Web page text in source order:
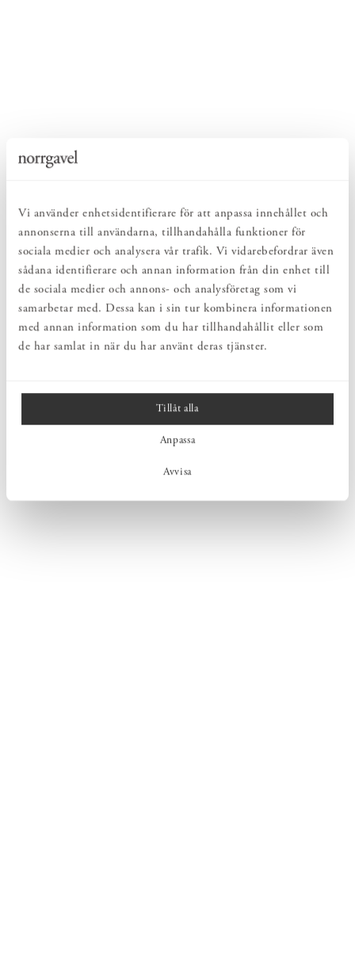
Vi använder enhetsidentifierare för att anpassa innehållet och
annonserna till användarna, tillhandahålla funktioner för
sociala medier och analysera vår trafik. Vi vidarebefordrar även
sådana identifierare och annan information från din enhet till
de sociala medier och annons- och analysföretag som vi
samarbetar med. Dessa kan i sin tur kombinera informationen
med annan information som du har tillhandahållit eller som
de har samlat in när du har använt deras tjänster.
Tillåt alla
Anpassa
Avvisa